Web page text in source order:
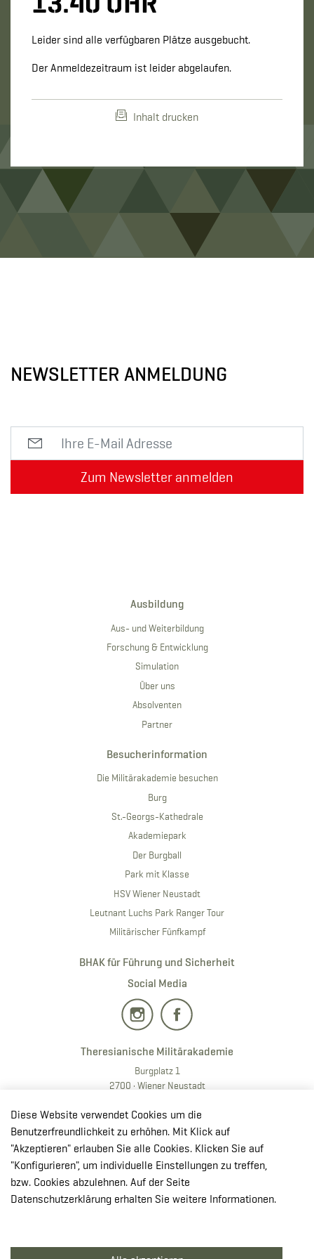
Leider sind alle verfügbaren Plätze ausgebucht.
Der Anmeldezeitraum ist leider abgelaufen.
Inhalt drucken
NEWSLETTER ANMELDUNG
Zum Newsletter anmelden
Ausbildung
Aus- und Weiterbildung
Forschung & Entwicklung
Simulation
Über uns
Absolventen
Partner
Besucherinformation
Die Militärakademie besuchen
Burg
St.-Georgs-Kathedrale
Akademiepark
Der Burgball
Park mit Klasse
HSV Wiener Neustadt
Leutnant Luchs Park Ranger Tour
Militärischer Fünfkampf
BHAK für Führung und Sicherheit
Social Media
Theresianische Militärakademie
Burgplatz 1
2700 · Wiener Neustadt
T:+43 50201 20 28901
E:redaktion.milak @bmlv.gv.at
In OpenStreetMap öffnen
↳ Route mit GoogleMaps planen
Diese Website verwendet Cookies um die
Benutzerfreundlichkeit zu erhöhen. Mit Klick auf
"Akzeptieren" erlauben Sie alle Cookies. Klicken Sie auf
"Konfigurieren", um individuelle Einstellungen zu treffen,
bzw. Cookies abzulehnen. Auf der Seite
Datenschutzerklärung erhalten Sie weitere Informationen.